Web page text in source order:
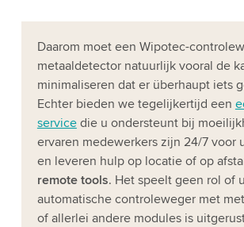
Daarom moet een Wipotec-
metaaldetector natuurlijk vooral de
minimaliseren dat er überhaupt iets
Echter bieden we tegelijkertijd een
servicedie u ondersteunt bij
ervaren medewerkers zijn 24/7 voor
en leveren hulp op locatie of op
remote tools. Het speelt geen rol of
automatische controleweger met
of allerlei andere modules is